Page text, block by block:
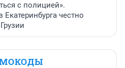
с полицией».
честно